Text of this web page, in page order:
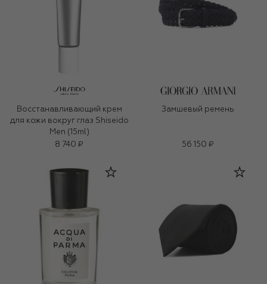
Восстанавливающий крем
для кожи вокруг глаз Shiseido
Men (15ml)
8 740 ₽
Замшевый ремень
56 150 ₽